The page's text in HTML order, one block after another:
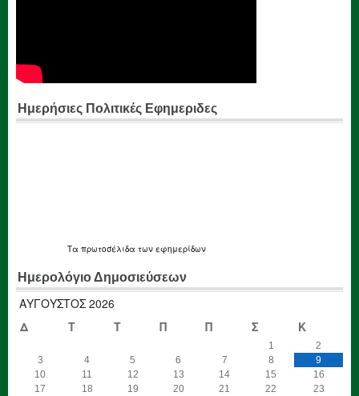
Ημερήσιες Πολιτικές Εφημεριδες
Τα πρωτοσέλιδα των εφημερίδων
Ημερολόγιο Δημοσιεύσεων
ΑΎΓΟΥΣΤΟΣ 2026
Δ
Τ Τ Π Π Σ Κ
1
2
3
4 5 6 7 8
9
10
11 12 13 14 15
16
17
18 19 20 21 22
23